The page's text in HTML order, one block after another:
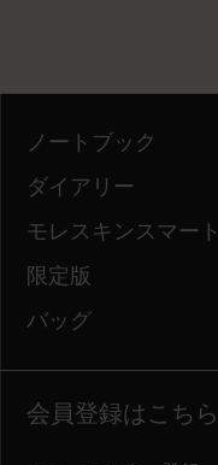
ノートブック
ダイアリー
モレスキンスマート
限定版
バッグ
会員登録はこちら